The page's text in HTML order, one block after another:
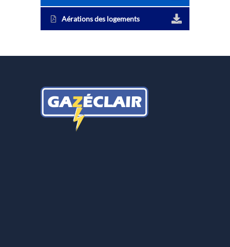
Aérations des logements